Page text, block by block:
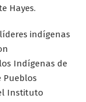
Hayes.
indígenas
Indígenas de
Pueblos
Instituto